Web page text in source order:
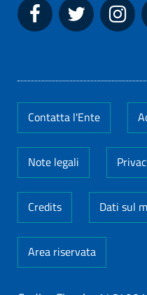
Contatta l'Ente
Note legali
Credits Dati sul
Area riservata